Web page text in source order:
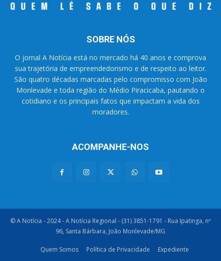
SOBRE NÓS
O jornal A Notícia está no mercado há 40 anos e comprova
sua trajetória de empreendedorismo e de respeito ao leitor.
São quatro décadas marcadas pelo compromisso com João
Monlevade e toda região do Médio Piracicaba, pautando o
cotidiano e os principais fatos que impactam a vida dos
moradores.
ACOMPANHE-NOS
© A Notícia - 2024 - A Notícia Regional - (31) 3851-1791 - Rua Ipatinga, nº
96, Santa Bárbara, João Monlevade/MG
Quem Somos Política de Privacidade Expediente